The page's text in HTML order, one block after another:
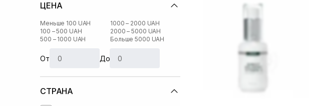
ЦЕНА
Меньше 100 UAH
100 – 500 UAH
500 – 1000 UAH
1000 – 2000 UAH
2000 – 5000 UAH
Больше 5000 UAH
От До
СТРАНА